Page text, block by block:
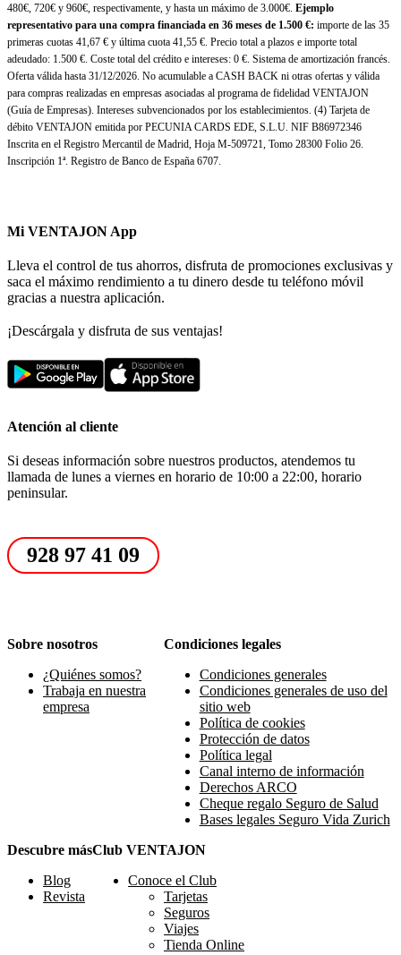
480€, 720€ y 960€, respectivamente, y hasta un máximo de 3.000€. Ejemplo
representativo para una compra financiada en 36 meses de 1.500 €: importe de las 35
primeras cuotas 41,67 € y última cuota 41,55 €. Precio total a plazos e importe total
adeudado: 1.500 €. Coste total del crédito e intereses: 0 €. Sistema de amortización francés.
Oferta válida hasta 31/12/2026. No acumulable a CASH BACK ni otras ofertas y válida
para compras realizadas en empresas asociadas al programa de fidelidad VENTAJON
(Guía de Empresas). Intereses subvencionados por los establecimientos. (4) Tarjeta de
débito VENTAJON emitida por PECUNIA CARDS EDE, S.L.U. NIF B86972346
Inscrita en el Registro Mercantil de Madrid, Hoja M-509721, Tomo 28300 Folio 26.
Inscripción 1ª. Registro de Banco de España 6707.
Mi VENTAJON App
Lleva el control de tus ahorros, disfruta de promociones exclusivas y
saca el máximo rendimiento a tu dinero desde tu teléfono móvil
gracias a nuestra aplicación.
¡Descárgala y disfruta de sus ventajas!
Atención al cliente
Si deseas información sobre nuestros productos, atendemos tu
llamada de lunes a viernes en horario de 10:00 a 22:00, horario
peninsular.
928 97 41 09
Sobre nosotros
¿Quiénes somos?
Trabaja en nuestra
empresa
Condiciones legales
Condiciones generales
Condiciones generales de uso del
sitio web
Política de cookies
Protección de datos
Política legal
Canal interno de información
Derechos ARCO
Cheque regalo Seguro de Salud
Bases legales Seguro Vida Zurich
Descubre más
Blog
Revista
Club VENTAJON
Conoce el Club
Tarjetas
Seguros
Viajes
Tienda Online